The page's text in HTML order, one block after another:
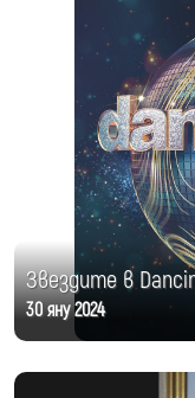
Звездите в
30 яну 2024